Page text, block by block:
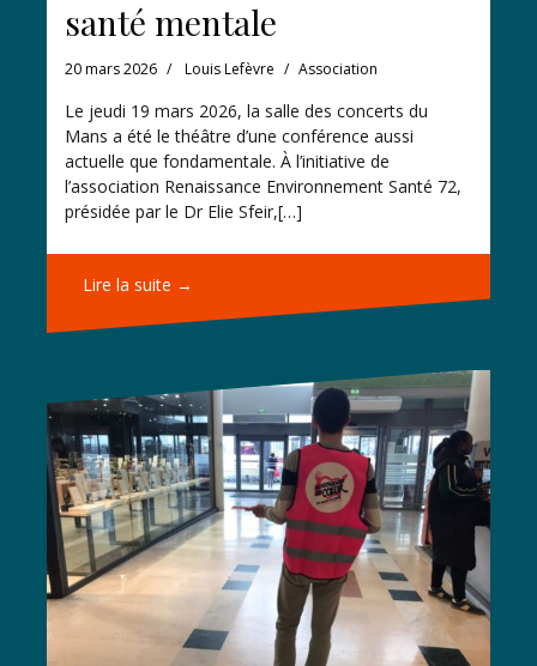
santé mentale
20 mars 2026 Louis Lefèvre Association
Le jeudi 19 mars 2026, la salle des concerts du
Mans a été le théâtre d’une conférence aussi
actuelle que fondamentale. À l’initiative de
l’association Renaissance Environnement Santé 72,
présidée par le Dr Elie Sfeir,[…]
Lire la suite →